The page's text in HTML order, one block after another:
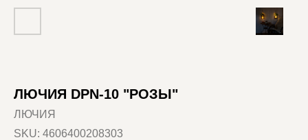
ЛЮЧИЯ DPN-10 "РОЗЫ"
ЛЮЧИЯ
SKU: 4606400208303